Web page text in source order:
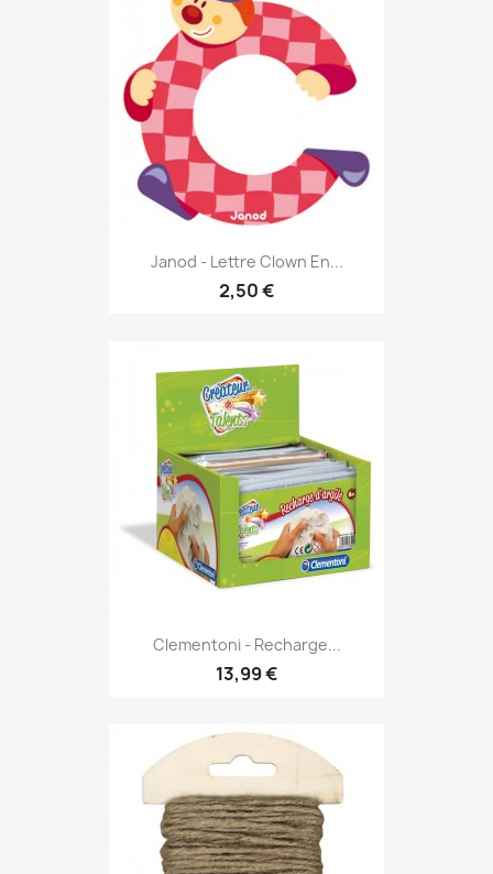
Janod - Lettre Clown En...
2,50 €
Clementoni - Recharge...
13,99 €